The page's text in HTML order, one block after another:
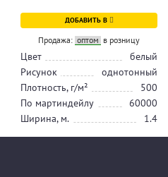
ДОБАВИТЬ В
Продажа: оптом в розницу
Цвет
белый
Рисунок
однотонный
Плотность, г/м²
500
По мартиндейлу
60000
Ширина, м.
1.4